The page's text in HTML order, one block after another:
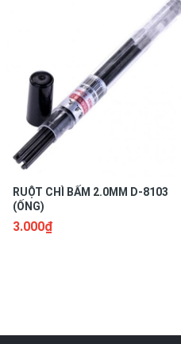
RUỘT CHÌ BẤM 2.0MM D-8103
(ỐNG)
3.000₫